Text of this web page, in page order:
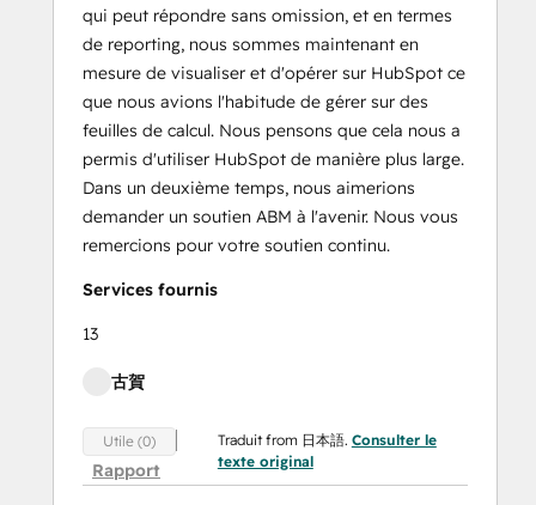
qui peut répondre sans omission, et en termes
de reporting, nous sommes maintenant en
mesure de visualiser et d'opérer sur HubSpot ce
que nous avions l'habitude de gérer sur des
feuilles de calcul. Nous pensons que cela nous a
permis d'utiliser HubSpot de manière plus large.
Dans un deuxième temps, nous aimerions
demander un soutien ABM à l'avenir. Nous vous
remercions pour votre soutien continu.
Services fournis
13
古賀
Utile (0)
Rapport
Traduit from 日本語. Consulter le
texte original